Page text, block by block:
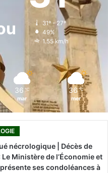
g
r
k
31º - 27º
49%
1.55 km/h
36 ℃
mar
36 ℃
mer
nécrologique | Décès de
Le Ministère de l’Économie et
ses condoléances à